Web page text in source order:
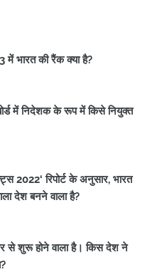
में भारत की रैंक क्या है?
में निदेशक के रूप में किसे नियुक्त
2022‘ रिपोर्ट के अनुसार, भारत
देश बनने वाला है?
से शुरू होने वाला है। किस देश ने